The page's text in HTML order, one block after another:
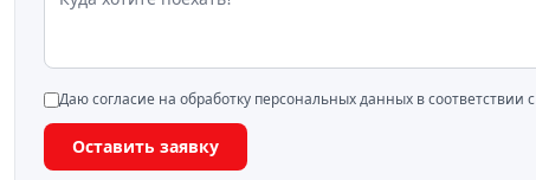
Даю согласие на обработку персональных данных в соответствии с
Оставить заявку